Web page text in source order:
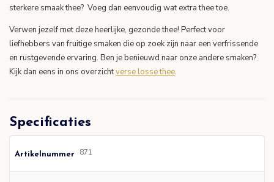
sterkere smaak thee? Voeg dan eenvoudig wat extra thee toe.
Verwen jezelf met deze heerlijke, gezonde thee! Perfect voor
liefhebbers van fruitige smaken die op zoek zijn naar een verfrissende
en rustgevende ervaring. Ben je benieuwd naar onze andere smaken?
Kijk dan eens in ons overzichtverse losse thee.
Specificaties
Artikelnummer 871